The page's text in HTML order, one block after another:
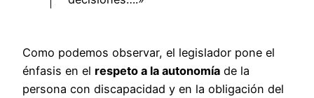
Como podemos observar, el legislador pone el
énfasis en el respeto a la autonomía de la
persona con discapacidad y en la obligación del